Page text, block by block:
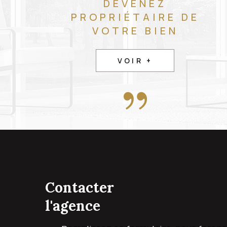
DEVENEZ
PROPRIÉTAIRE DE
VOTRE BIEN
VOIR +
contacter
l'agence